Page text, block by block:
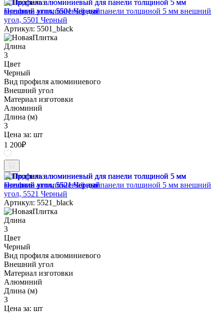
Под заказ
Профиль алюминиевый для панели толщиной 5 мм внешний
угол, 5501 Черный
Артикул: 5501_black
Длина
3
Цвет
Черный
Вид профиля алюминиевого
Внешний угол
Материал изготовки
Алюминий
Длина (м)
3
Цена за: шт
1 200₽
Под заказ
Профиль алюминиевый для панели толщиной 5 мм внешний
угол, 5521 Черный
Артикул: 5521_black
Длина
3
Цвет
Черный
Вид профиля алюминиевого
Внешний угол
Материал изготовки
Алюминий
Длина (м)
3
Цена за: шт